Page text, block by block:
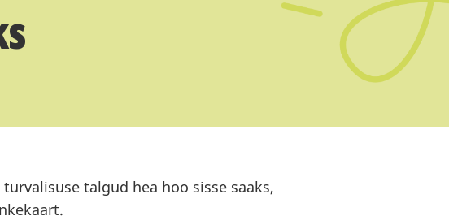
talgud hea hoo sisse saaks,